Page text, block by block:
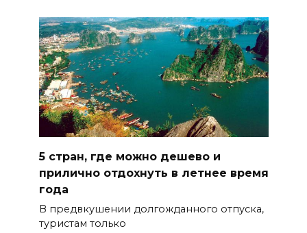
5 стран, где можно дешево и
прилично отдохнуть в летнее время
года
В предвкушении долгожданного отпуска,
туристам только